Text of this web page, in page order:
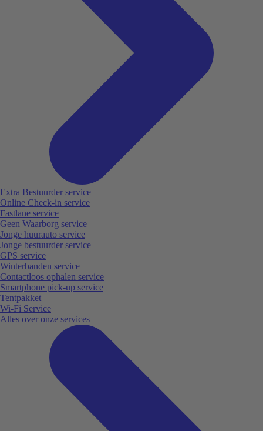
Extra Bestuurder service
Online Check-in service
Fastlane service
Geen Waarborg service
Jonge huurauto service
Jonge bestuurder service
GPS service
Winterbanden service
Contactloos ophalen service
Smartphone pick-up service
Tentpakket
Wi-Fi Service
Alles over onze services